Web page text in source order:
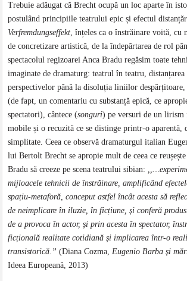
Trebuie adăugat că Brecht ocupă un loc aparte în
postulând principiile teatrului epic și efectul
Verfremdungseffekt, înțeles ca o înstrăinare voită, cu
de concretizare artistică, de la îndepărtarea de rol
spectacolul regizoarei Anca Bradu regăsim toate
imaginate de dramaturg: teatrul în teatru,
perspectivelor până la disoluția liniilor
(de fapt, un comentariu cu substanță epică, ce
spectatori), cântece (songuri) pe versuri de un lirism
mobile și o recuzită ce se distinge printr-o aparentă,
simplitate. Ceea ce observă dramaturgul italian
lui Bertolt Brecht se apropie mult de ceea ce
Bradu să creeze pe scena teatrului sibian:
mijloacele tehnicii de înstrăinare, amplificând
spațiu-metaforă, conceput astfel încât acesta să
de neimplicare în iluzie, în ficțiune, și conferă
de a provoca în actor, și prin acesta în spectator,
ficțională realitate cotidiană și implicarea într-o
transistorică.” (Diana Cozma,Eugenio Barba și
Ideea Europeană, 2013)